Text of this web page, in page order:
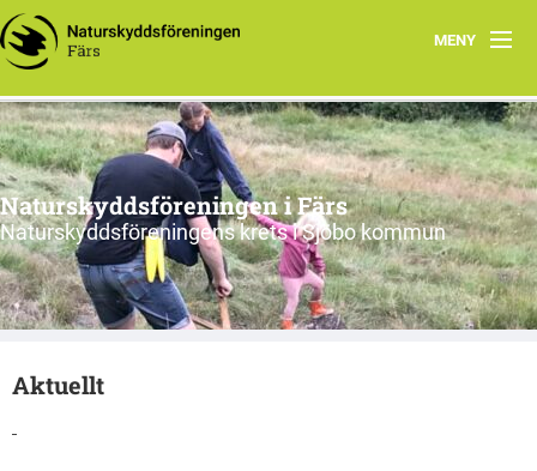
MENY
Hem
Nyfiken på vad vi gör?
Program 2026
Om oss
Remissvar
Naturskyddsföreningen i Färs
Naturskyddsföreningens krets i Sjöbo kommun
Aktuellt